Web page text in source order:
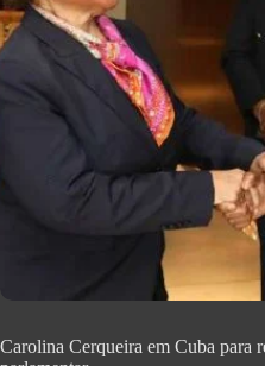
Carolina Cerqueira em Cuba para